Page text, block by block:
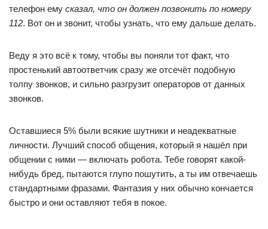
телефон ему сказал, что он должен позвонить по номеру
112. Вот он и звонит, чтобы узнать, что ему дальше делать.
Веду я это всё к тому, чтобы вы поняли тот факт, что
простенький автоответчик сразу же отсечёт подобную
толпу звонков, и сильно разгрузит операторов от данных
звонков.
Оставшиеся 5% были всякие шутники и неадекватные
личности. Лучший способ общения, который я нашёл при
общении с ними — включать робота. Тебе говорят какой-
нибудь бред, пытаются глупо пошутить, а ты им отвечаешь
стандартными фразами. Фантазия у них обычно кончается
быстро и они оставляют тебя в покое.